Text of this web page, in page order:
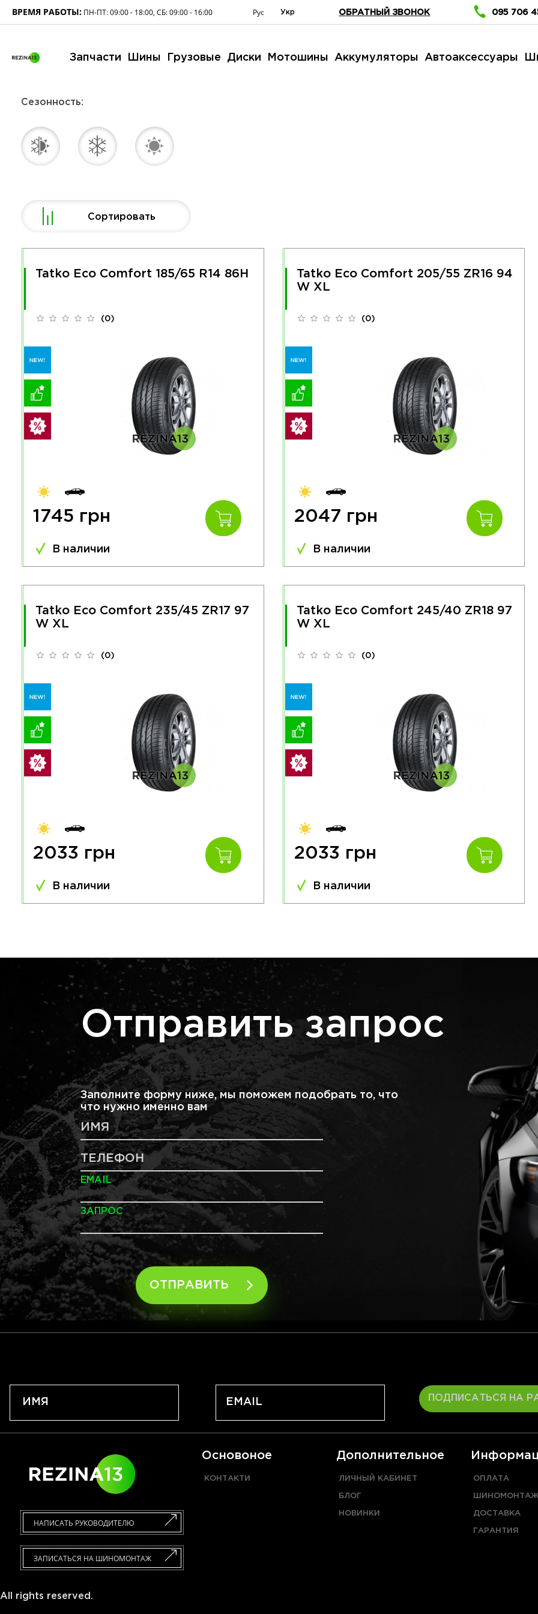
ВРЕМЯ РАБОТЫ: ПН-ПТ: 09:00 - 18:00, СБ: 09:00 - 16:00 Рус Укр ОБРАТНЫЙ ЗВОНОК 095 706
Запчасти Шины Грузовые Диски Мотошины Аккумуляторы Автоаксессуары
Сезонность:
Сортировать
Tatko Eco Comfort 185/65 R14 86H
(0)
1745 грн
В наличии
Tatko Eco Comfort 205/55 ZR16 94
W XL
(0)
2047 грн
В наличии
Tatko Eco Comfort 235/45 ZR17 97
W XL
(0)
2033 грн
В наличии
Tatko Eco Comfort 245/40 ZR18 97
W XL
(0)
2033 грн
В наличии
Отправить запрос
Заполните форму ниже, мы поможем подобрать то, что
что нужно именно вам
ИМЯ
ТЕЛЕФОН
EMAIL
ЗАПРОС
ОТПРАВИТЬ
ПОДПИСАТЬСЯ НА
НАПИСАТЬ РУКОВОДИТЕЛЮ
ЗАПИСАТЬСЯ НА ШИНОМОНТАЖ
Основоное
КОНТАКТИ
Дополнительное
ЛИЧНЫЙ КАБИНЕТ
БЛОГ
НОВИНКИ
ОПЛАТА
ДОСТАВКА
ГАРАНТИЯ
All rights reserved.